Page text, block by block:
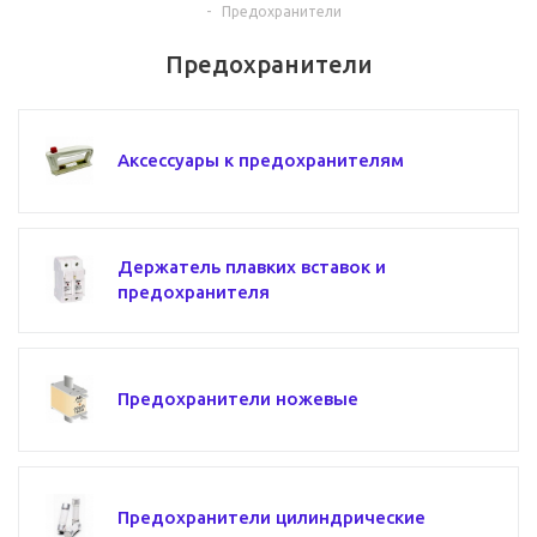
-
Предохранители
Предохранители
Аксессуары к предохранителям
Держатель плавких вставок и
предохранителя
Предохранители ножевые
Предохранители цилиндрические